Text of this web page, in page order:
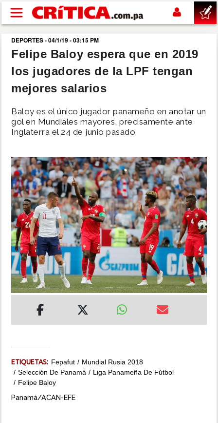
Pasar al contenido principal
buscar
SUCESOS
POLÍTICA
DEPORTES
MUNDO
INSÓLITAS
MULTIMEDIA
IMPRESO
DEPORTES - 04/1/19 - 03:15 PM
Felipe Baloy espera que en 2019
los jugadores de la LPF tengan
mejores salarios
Baloy es el único jugador panameño en anotar un
gol en Mundiales mayores, precisamente ante
Inglaterra el 24 de junio pasado.
ETIQUETAS: Fepafut
Mundial Rusia 2018
Selección De Panamá
Liga Panameña De Fútbol
Felipe Baloy
Panamá/ACAN-EFE